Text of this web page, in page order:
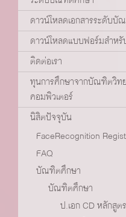
ดาวน์โหลดเอกสารระดับ
ดาวน์โหลดแบบฟอร์มสำห
ติดต่อเรา
ทุนการศึกษาจากบัณฑิตวิท
คอมพิวเตอร์
นิสิตปัจจุบัน
FaceRecognition
FAQ
บัณฑิตศึกษา
บัณฑิตศึกษา
ป.เอก CD หลักสู